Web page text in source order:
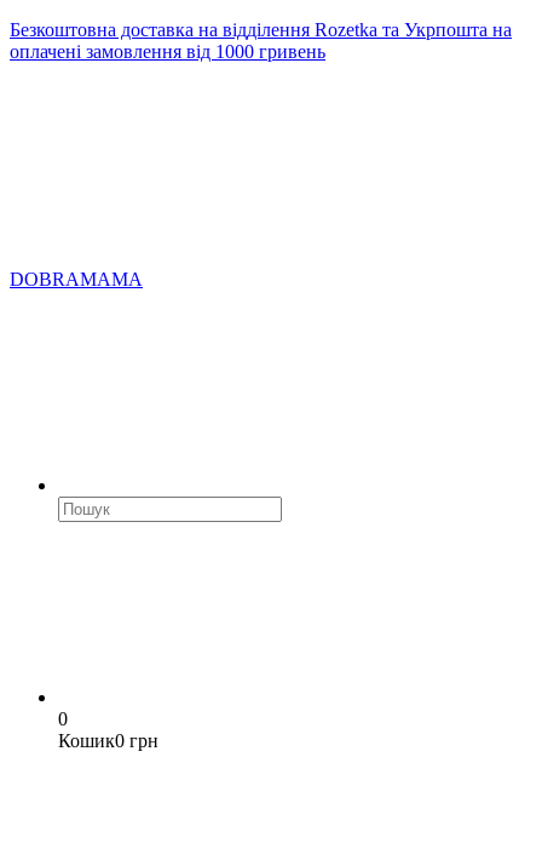
Безкоштовна доставка на відділення Rozetka та Укрпошта на
оплачені замовлення від 1000 гривень
DOBRAMAMA
0
Кошик0 грн